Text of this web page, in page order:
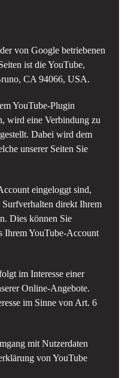
von Google betriebenen
ist die YouTube,
CA 94066, USA.
YouTube-Plugin
wird eine Verbindung zu
Dabei wird dem
unserer Seiten Sie
eingeloggt sind,
direkt Ihrem
Dies können Sie
Ihrem YouTube-Account
im Interesse einer
Online-Angebote.
im Sinne von Art. 6
mit Nutzerdaten
von YouTube